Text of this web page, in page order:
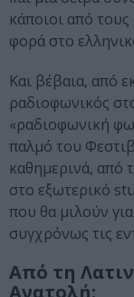
κάποιοι από
φορά στο
Και βέβαια, από
ραδιοφωνικός
«ραδιοφωνική
παλμό του
καθημερινά, από
στο εξωτερικό
που θα μιλούν
συγχρόνως τις
Από τη